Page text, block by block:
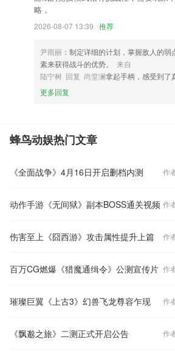
略，
2026-08-07 13:39 推荐
尹雨丽 ：制定详细的计划，掌握敌人的
素来获得战斗的优势。
来自
陆宁树 回复 尚堂澜拿起手柄，感受到了
更多回复
蜂鸟动娱热门文章
《全面战争》4月16日开启删档内测 作
动作手游《无间狱》副本BOSS通关视频 作
伤害至上《囧西游》攻击属性提升上篇 作
百万CG燃爆《猎魔通缉令》公测宣传片 作
璀璨巨翼《上古3》幻兽飞龙尊容乍现 作
《飘邈之旅》二测正式开启公告 作